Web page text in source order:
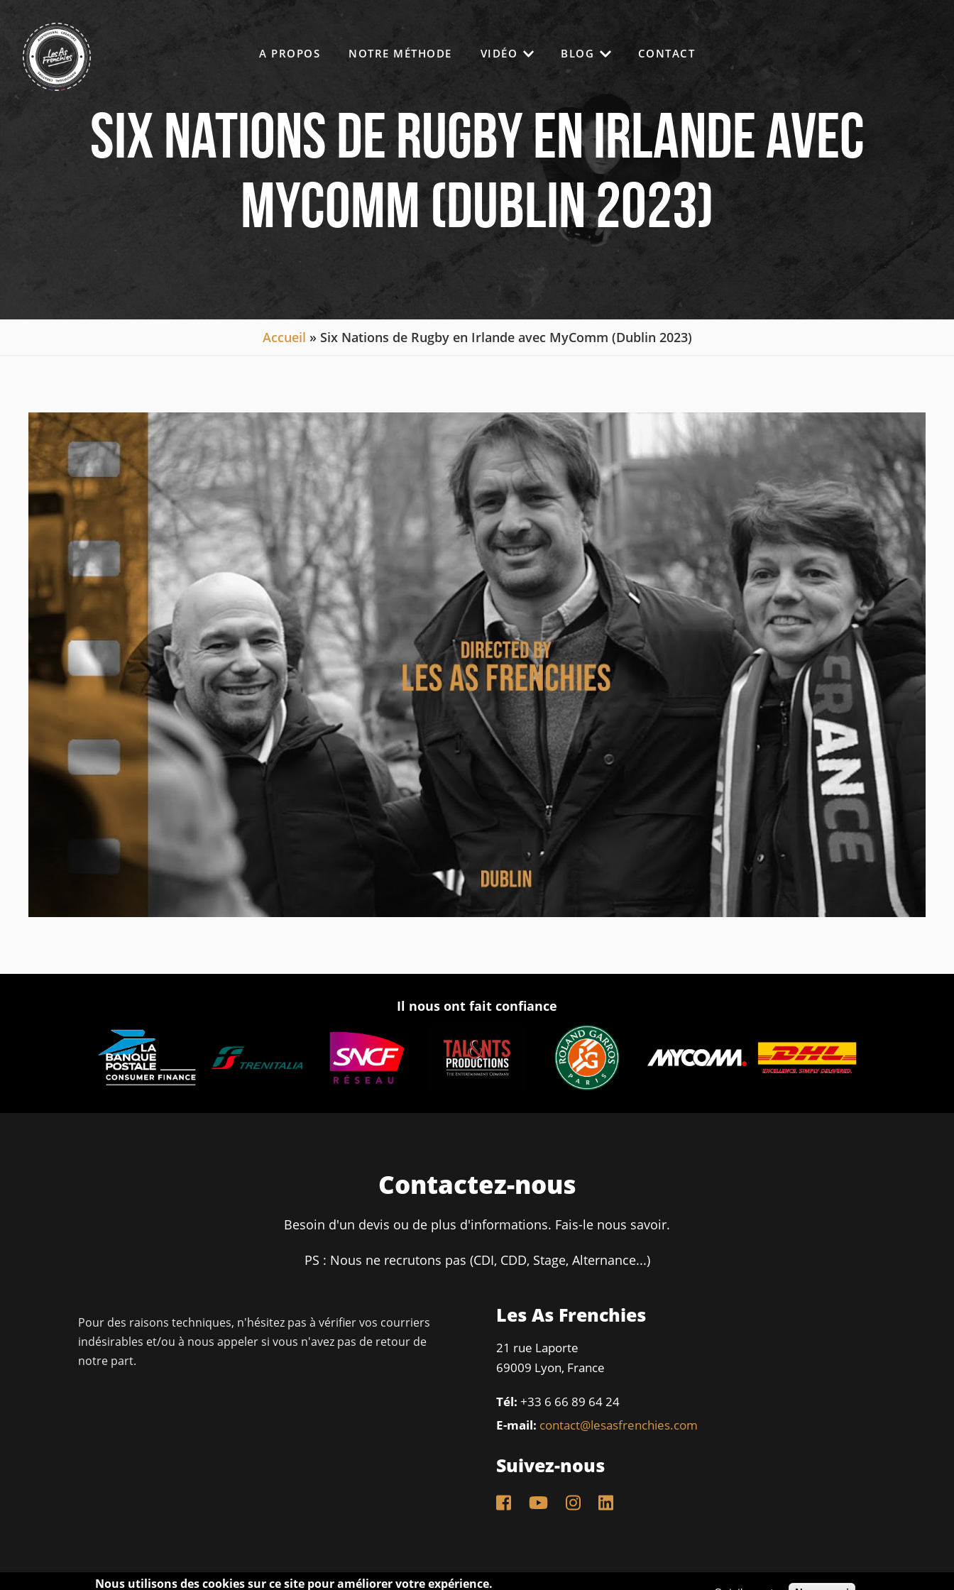
A PROPOS NOTRE MÉTHODE VIDÉO BLOG CONTACT
Six Nations de Rugby en Irlande avec
MyComm (Dublin 2023)
Accueil » Six Nations de Rugby en Irlande avec MyComm (Dublin 2023)
Il nous ont fait confiance
Contactez-nous
Besoin d'un devis ou de plus d'informations. Fais-le nous savoir.
PS : Nous ne recrutons pas (CDI, CDD, Stage, Alternance...)
Pour des raisons techniques, n'hésitez pas à vérifier vos courriers
indésirables et/ou à nous appeler si vous n'avez pas de retour de
notre part.
Les As Frenchies
21 rue Laporte
69009 Lyon, France
Tél: +33 6 66 89 64 24
E-mail: contact@lesasfrenchies.com
Suivez-nous
Nous utilisons des cookies sur ce site pour améliorer votre expérience.